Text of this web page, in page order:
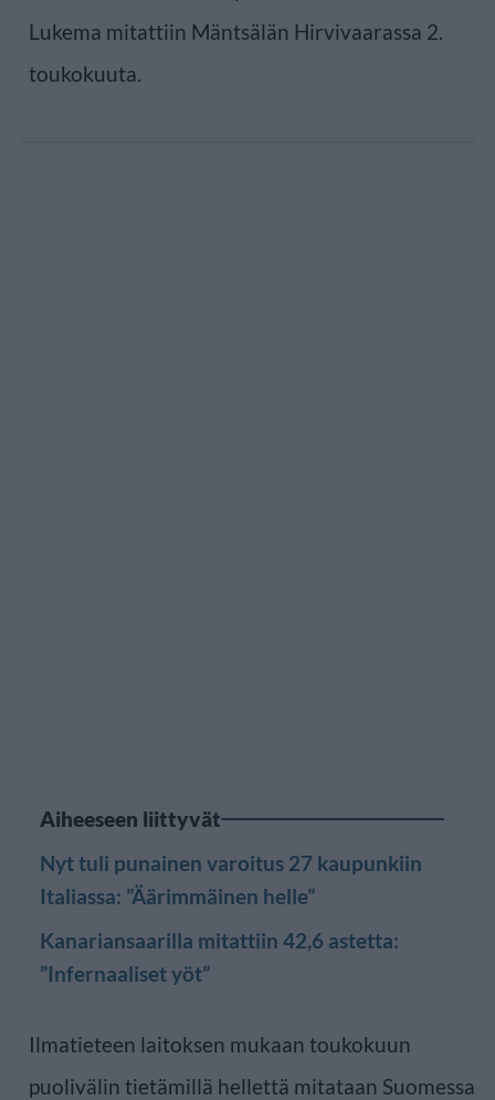
Lukema mitattiin Mäntsälän Hirvivaarassa 2.
toukokuuta.
Aiheeseen liittyvät
Nyt tuli punainen varoitus 27 kaupunkiin
Italiassa: ”Äärimmäinen helle”
Kanariansaarilla mitattiin 42,6 astetta:
”Infernaaliset yöt”
Ilmatieteen laitoksen mukaan toukokuun
puolivälin tietämillä hellettä mitataan Suomessa